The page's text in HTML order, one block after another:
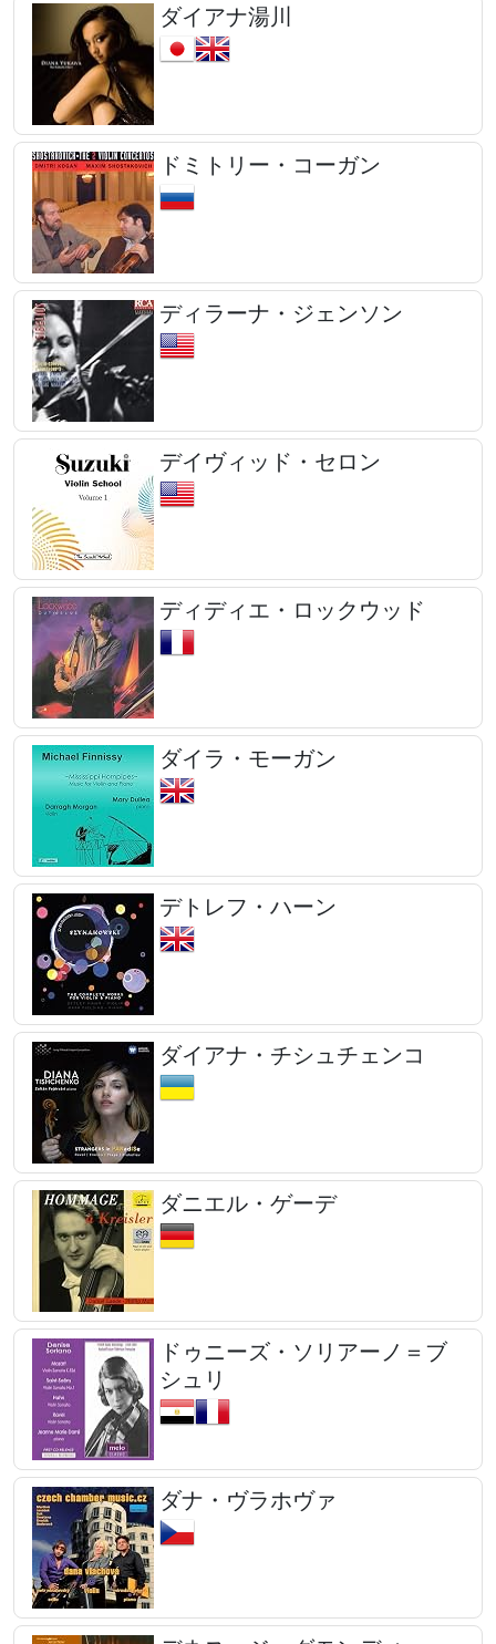
ダイアナ湯川
ドミトリー・コーガン
ディラーナ・ジェンソン
デイヴィッド・セロン
ディディエ・ロックウッド
ダイラ・モーガン
デトレフ・ハーン
ダイアナ・チシュチェンコ
ダニエル・ゲーデ
ドゥニーズ・ソリアーノ＝ブ
シュリ
ダナ・ヴラホヴァ